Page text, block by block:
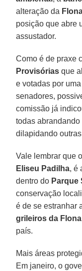
alteração da
posição que abre
assustador.
Como é de praxe
Provisórias que
e votadas por
senadores,
comissão já
todas
dilapidando
Vale lembrar que
Eliseu Padilha, é
dentro do Parque
conservação
é de se estranhar
grileiros da
país.
Mais áreas
Em janeiro, o